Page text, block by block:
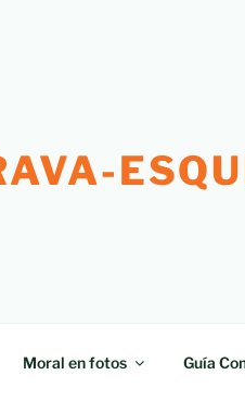
Moral en fotos Guía